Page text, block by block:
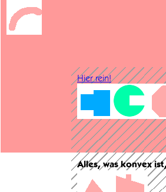
Hier rein!
Alles, was konvex